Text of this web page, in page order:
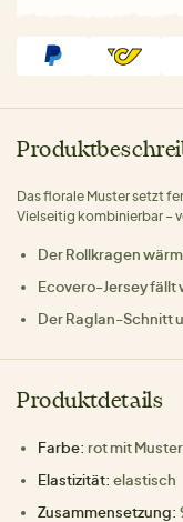
Das florale Muster setzt
Vielseitig kombinierbar –
Der Rollkragen
Ecovero-Jersey fällt
Der Raglan-Schnitt
Produktdetails
Farbe: rot mit Muster
Elastizität: elastisch
Zusammensetzung: